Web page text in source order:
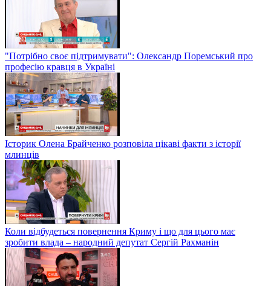
"Потрібно своє підтримувати": Олександр Поремський про
професію кравця в Україні
Історик Олена Брайченко розповіла цікаві факти з історії
млинців
Коли відбудеться повернення Криму і що для цього має
зробити влада – народний депутат Сергій Рахманін